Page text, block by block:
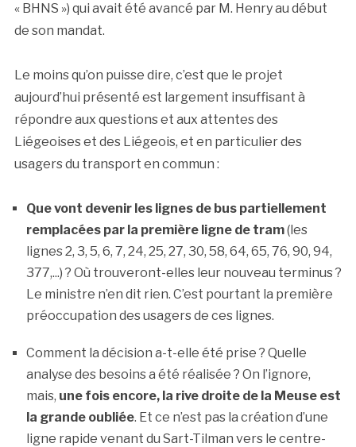
« BHNS ») qui avait été avancé par M. Henry au début
de son mandat.
Le moins qu’on puisse dire, c’est que le projet
aujourd’hui présenté est largement insuffisant à
répondre aux questions et aux attentes des
Liégeoises et des Liégeois, et en particulier des
usagers du transport en commun :
Que vont devenir les lignes de bus partiellement
remplacées par la première ligne de tram(les
lignes 2, 3, 5, 6, 7, 24, 25, 27, 30, 58, 64, 65, 76, 90, 94,
377,...) ? Où trouveront-elles leur nouveau terminus ?
Le ministre n’en dit rien. C’est pourtant la première
préoccupation des usagers de ces lignes.
Comment la décision a-t-elle été prise ? Quelle
analyse des besoins a été réalisée ? On l’ignore,
mais, une fois encore, la rive droite de la Meuse est
la grande oubliée. Et ce n’est pas la création d’une
ligne rapide venant du Sart-Tilman vers le centre-